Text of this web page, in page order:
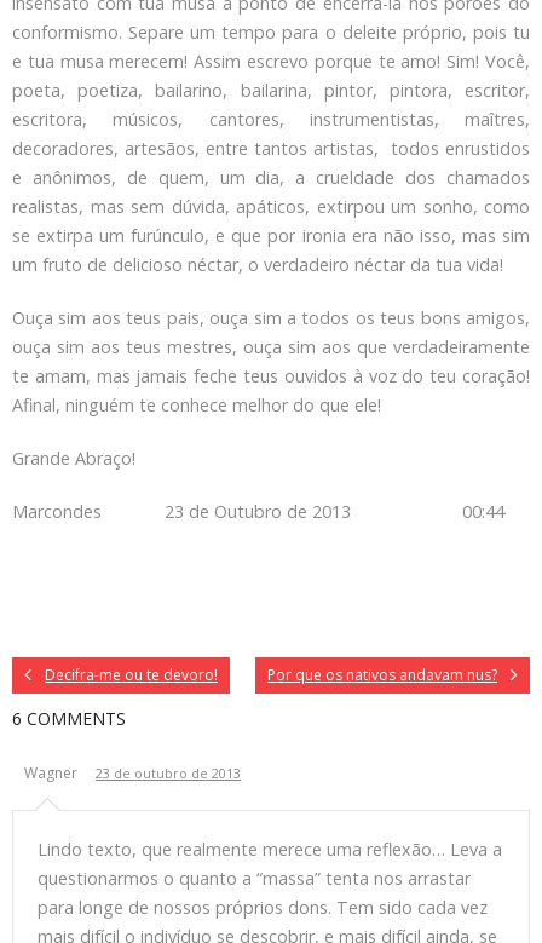
conformismo. Separe um tempo para o deleite próprio, pois tu
e tua musa merecem! Assim escrevo porque te amo! Sim! Você,
poeta, poetiza, bailarino, bailarina, pintor, pintora, escritor,
escritora, músicos, cantores, instrumentistas, maîtres,
decoradores, artesãos, entre tantos artistas, todos enrustidos
e anônimos, de quem, um dia, a crueldade dos chamados
realistas, mas sem dúvida, apáticos, extirpou um sonho, como
se extirpa um furúnculo, e que por ironia era não isso, mas sim
um fruto de delicioso néctar, o verdadeiro néctar da tua vida!
Ouça sim aos teus pais, ouça sim a todos os teus bons amigos,
ouça sim aos teus mestres, ouça sim aos que verdadeiramente
te amam, mas jamais feche teus ouvidos à voz do teu coração!
Afinal, ninguém te conhece melhor do que ele!
Grande Abraço!
Marcondes 23 de Outubro de 2013 00:44
Decifra-me ou te devoro! Por que os nativos andavam nus?
6 COMMENTS
Wagner 23 de outubro de 2013
Lindo texto, que realmente merece uma reflexão… Leva a
questionarmos o quanto a “massa” tenta nos arrastar
para longe de nossos próprios dons. Tem sido cada vez
mais difícil o indivíduo se descobrir, e mais difícil ainda, se